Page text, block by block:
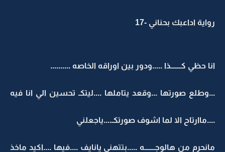
رواية اداعبك بحناني -17
انا حظي كـــــــذا .....ودور بين اوراقه الخاصه ..........
...وطلع صورتها ...وقعد يتاملها ....ليتكـ تحسين الي انا فيه
....ماارتاح الا لما اشوف صورتكـ....ياجعلني
مانحرم من هالوجـــــــه .....بتتهنى يانايف ....فيها ....اكيد ماخذ